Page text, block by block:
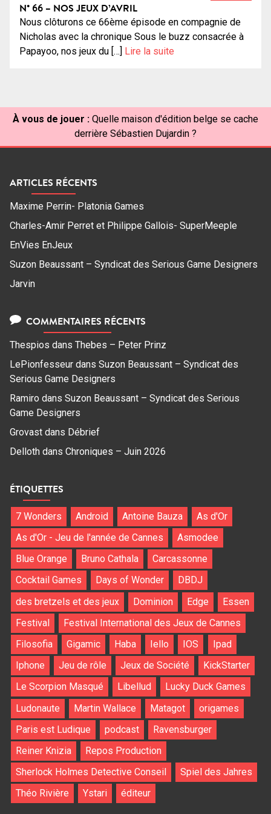
N° 66 – NOS JEUX D’AVRIL
Nous clôturons ce 66ème épisode en compagnie de
Nicholas avec la chronique Sous le buzz consacrée à
Papayoo, nos jeux du […] Lire la suite
À vous de jouer : Quelle maison d'édition belge se cache
derrière Sébastien Dujardin ?
ARTICLES RÉCENTS
Maxime Perrin- Platonia Games
Charles-Amir Perret et Philippe Gallois- SuperMeeple
EnVies EnJeux
Suzon Beaussant – Syndicat des Serious Game Designers
Jarvin
COMMENTAIRES RÉCENTS
Thespios dans Thebes – Peter Prinz
LePionfesseur dans Suzon Beaussant – Syndicat des
Serious Game Designers
Ramiro dans Suzon Beaussant – Syndicat des Serious
Game Designers
Grovast dans Débrief
Delloth dans Chroniques – Juin 2026
ÉTIQUETTES
7 Wonders Android Antoine Bauza
As d'Or
As d'Or - Jeu de l'année de Cannes
Asmodee
Blue Orange
Bruno Cathala
Carcassonne
Cocktail Games
Days of Wonder
DBDJ
des bretzels et des jeux
Dominion Edge
Essen
Festival
Festival International des Jeux de Cannes
Filosofia
Gigamic Haba Iello IOS
Ipad
Iphone
Jeu de rôle Jeux de Société
KickStarter
Le Scorpion Masqué
Libellud
Lucky Duck Games
Ludonaute
Martin Wallace Matagot
origames
Paris est Ludique
podcast
Ravensburger
Reiner Knizia
Repos Production
Sherlock Holmes Detective Conseil
Spiel des Jahres
Théo Rivière
Ystari éditeur